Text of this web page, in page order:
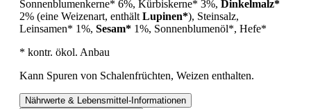
Sonnenblumenkerne* 6%, Kürbiskerne* 3%, Dinkelmalz*
2% (eine Weizenart, enthält Lupinen*), Steinsalz,
Leinsamen* 1%, Sesam* 1%, Sonnenblumenöl*, Hefe*
* kontr. ökol. Anbau
Kann Spuren von Schalenfrüchten, Weizen enthalten.
Nährwerte & Lebensmittel-Informationen